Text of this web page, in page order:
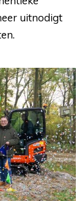
uitnodigt